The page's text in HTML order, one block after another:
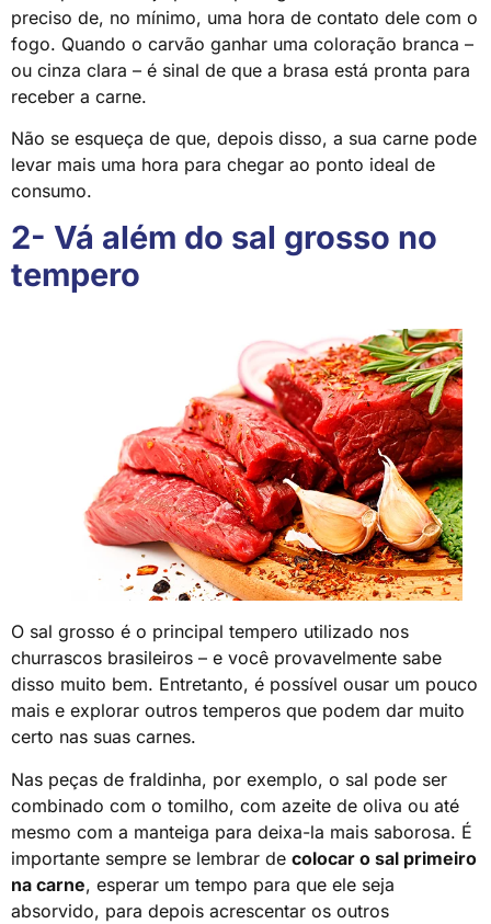
preciso de, no mínimo, uma hora de contato dele com o
fogo. Quando o carvão ganhar uma coloração branca –
ou cinza clara – é sinal de que a brasa está pronta para
receber a carne.
Não se esqueça de que, depois disso, a sua carne pode
levar mais uma hora para chegar ao ponto ideal de
consumo.
2- Vá além do sal grosso no
tempero
O sal grosso é o principal tempero utilizado nos
churrascos brasileiros – e você provavelmente sabe
disso muito bem. Entretanto, é possível ousar um pouco
mais e explorar outros temperos que podem dar muito
certo nas suas carnes.
Nas peças de fraldinha, por exemplo, o sal pode ser
combinado com o tomilho, com azeite de oliva ou até
mesmo com a manteiga para deixa-la mais saborosa. É
importante sempre se lembrar de colocar o sal primeiro
na carne, esperar um tempo para que ele seja
absorvido, para depois acrescentar os outros